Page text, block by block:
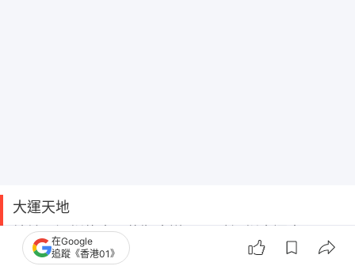
大運天地
地址：深圳龍崗區龍翔大道3001號深圳大運中心
交通：距深圳地鐵16號線「大運中心站」C出口，步
在Google
追蹤《香港01》